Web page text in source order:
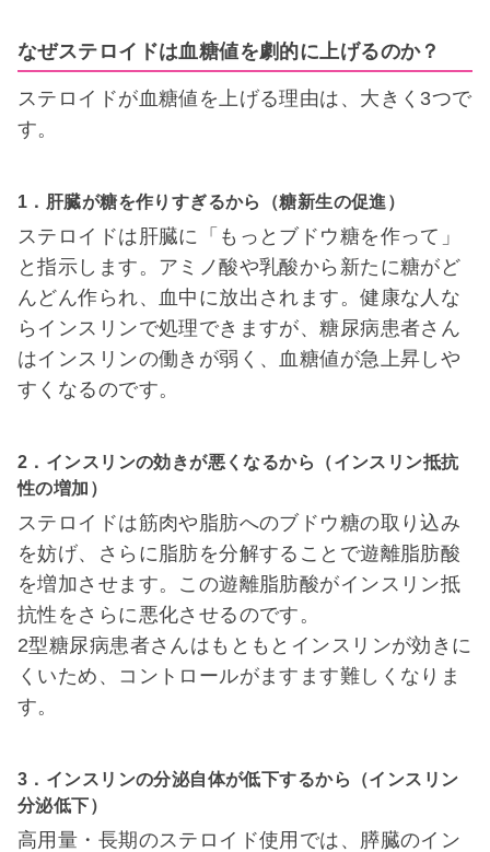
なぜステロイドは血糖値を劇的に上げるのか？
ステロイドが血糖値を上げる理由は、大きく3つで
す。
1．肝臓が糖を作りすぎるから（糖新生の促進）
ステロイドは肝臓に「もっとブドウ糖を作って」
と指示します。アミノ酸や乳酸から新たに糖がど
んどん作られ、血中に放出されます。健康な人な
らインスリンで処理できますが、糖尿病患者さん
はインスリンの働きが弱く、血糖値が急上昇しや
すくなるのです。
2．インスリンの効きが悪くなるから（インスリン抵抗
性の増加）
ステロイドは筋肉や脂肪へのブドウ糖の取り込み
を妨げ、さらに脂肪を分解することで遊離脂肪酸
を増加させます。この遊離脂肪酸がインスリン抵
抗性をさらに悪化させるのです。
2型糖尿病患者さんはもともとインスリンが効きに
くいため、コントロールがますます難しくなりま
す。
3．インスリンの分泌自体が低下するから（インスリン
分泌低下）
高用量・長期のステロイド使用では、膵臓のイン